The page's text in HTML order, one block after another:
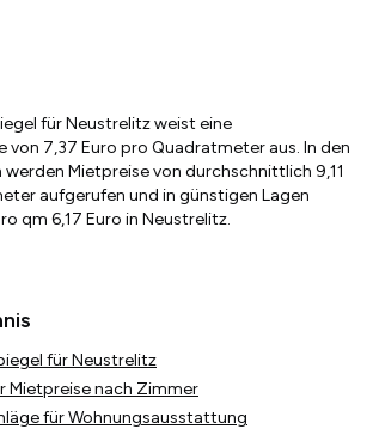
für Neustrelitz weist eine
7,37 Euro pro Quadratmeter aus. In den
Mietpreise von durchschnittlich 9,11
aufgerufen und in günstigen Lagen
qm 6,17 Euro in Neustrelitz.
für Neustrelitz
Mietpreise nach Zimmer
für Wohnungsausstattung